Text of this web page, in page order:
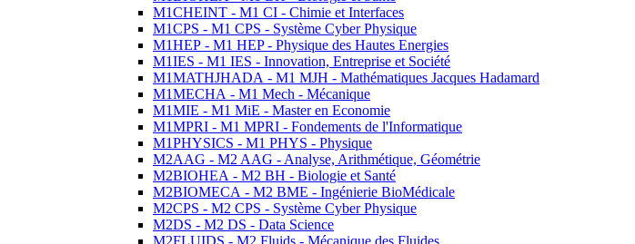
M1CHEINT - M1 CI - Chimie et Interfaces
M1CPS - M1 CPS - Système Cyber Physique
M1HEP - M1 HEP - Physique des Hautes Energies
M1IES - M1 IES - Innovation, Entreprise et Société
M1MATHJHADA - M1 MJH - Mathématiques Jacques Hadamard
M1MECHA - M1 Mech - Mécanique
M1MIE - M1 MiE - Master en Economie
M1MPRI - M1 MPRI - Fondements de l'Informatique
M1PHYSICS - M1 PHYS - Physique
M2AAG - M2 AAG - Analyse, Arithmétique, Géométrie
M2BIOHEA - M2 BH - Biologie et Santé
M2BIOMECA - M2 BME - Ingénierie BioMédicale
M2CPS - M2 CPS - Système Cyber Physique
M2DS - M2 DS - Data Science
M2FLUIDS - M2 Fluids - Mécanique des Fluides